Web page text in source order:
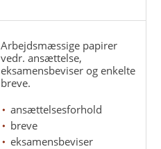
Arbejdsmæssige papirer
vedr. ansættelse,
eksamensbeviser og enkelte
breve.
ansættelsesforhold
breve
eksamensbeviser